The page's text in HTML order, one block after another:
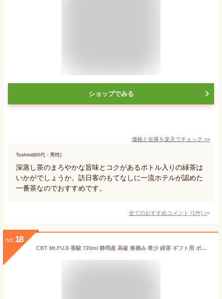
ショップでみる
価格と在庫を楽天でチェック >>
Toshimi(60代・男性)
深蒸し茶のまろやかな旨味とコクがあるボトル入りの緑茶は
いかがでしょうか。訪日客のもてなしに一流ホテルが認めた
一番茶なのでおすすめです。
全てのおすすめコメント (1件) >
no. 18
CBT Mt.FUJI 香駿 720ml 静岡産 高級 春摘み 希少 緑茶 ギフト用 ボトルティー 富士山麓 国産 ノンアルコール 贈答品 誕生日 母の日 父の日 敬老の日 御礼 御祝 結婚祝 内祝 御中元 御歳暮 御年賀 ギフト 熨斗 リボン